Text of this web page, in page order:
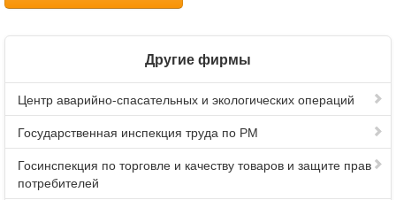
Другие фирмы
Центр аварийно-спасательных и экологических операций
Государственная инспекция труда по РМ
Госинспекция по торговле и качеству товаров и защите прав
потребителей